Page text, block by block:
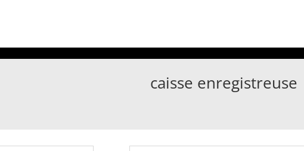
caisse enregistreuse